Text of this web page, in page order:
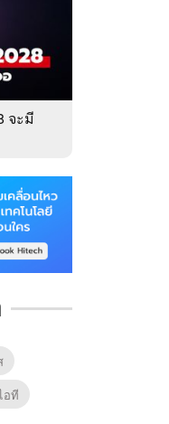
จะมี
อที